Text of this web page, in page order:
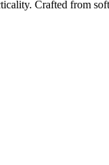
Crafted from